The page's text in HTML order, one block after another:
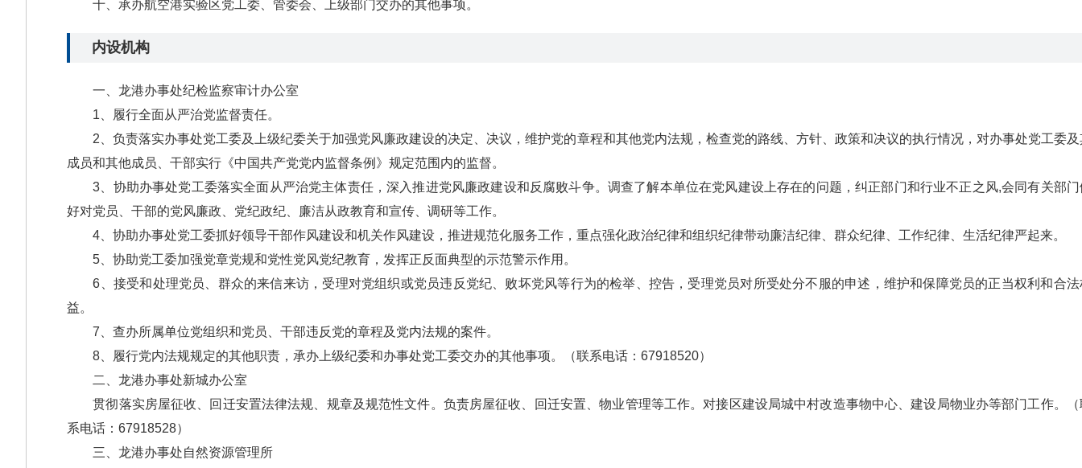
十、承办航空港实验区党工委、管委会、上级部门交办的其他事项。
内设机构
一、龙港办事处纪检监察审计办公室
1、履行全面从严治党监督责任。
2、负责落实办事处党工委及上级纪委关于加强党风廉政建设的决定、决议，维护党的章程和其他党内法规，检查党的路线、方针、政策和决议的执行情况，对办事处党工委及
成员和其他成员、干部实行《中国共产党党内监督条例》规定范围内的监督。
3、协助办事处党工委落实全面从严治党主体责任，深入推进党风廉政建设和反腐败斗争。调查了解本单位在党风建设上存在的问题，纠正部门和行业不正之风,会同有关部门
好对党员、干部的党风廉政、党纪政纪、廉洁从政教育和宣传、调研等工作。
4、协助办事处党工委抓好领导干部作风建设和机关作风建设，推进规范化服务工作，重点强化政治纪律和组织纪律带动廉洁纪律、群众纪律、工作纪律、生活纪律严起来。
5、协助党工委加强党章党规和党性党风党纪教育，发挥正反面典型的示范警示作用。
6、接受和处理党员、群众的来信来访，受理对党组织或党员违反党纪、败坏党风等行为的检举、控告，受理党员对所受处分不服的申述，维护和保障党员的正当权利和合法
益。
7、查办所属单位党组织和党员、干部违反党的章程及党内法规的案件。
8、履行党内法规规定的其他职责，承办上级纪委和办事处党工委交办的其他事项。（联系电话：67918520）
二、龙港办事处新城办公室
贯彻落实房屋征收、回迁安置法律法规、规章及规范性文件。负责房屋征收、回迁安置、物业管理等工作。对接区建设局城中村改造事物中心、建设局物业办等部门工作。（
系电话：67918528）
三、龙港办事处自然资源管理所